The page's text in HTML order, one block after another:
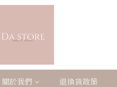
關於我們 退換貨政策